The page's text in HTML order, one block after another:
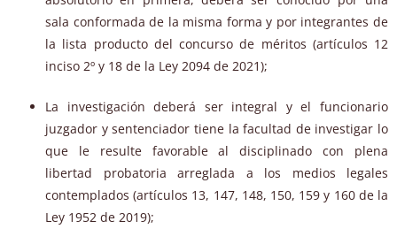
sala conformada de la misma forma y por integrantes de
la lista producto del concurso de méritos (artículos 12
inciso 2º y 18 de la Ley 2094 de 2021);
La investigación deberá ser integral y el funcionario
juzgador y sentenciador tiene la facultad de investigar lo
que le resulte favorable al disciplinado con plena
libertad probatoria arreglada a los medios legales
contemplados (artículos 13, 147, 148, 150, 159 y 160 de la
Ley 1952 de 2019);